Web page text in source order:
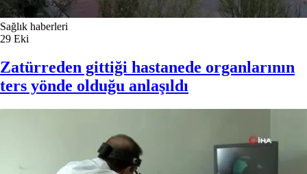
Sağlık haberleri
29 Eki
Zatürreden gittiği hastanede organlarının
ters yönde olduğu anlaşıldı